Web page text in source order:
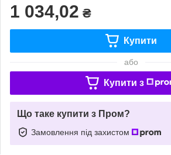
1 034,02 ₴
Купити
або
Купити з
Що таке купити з Пром?
Замовлення під захистом